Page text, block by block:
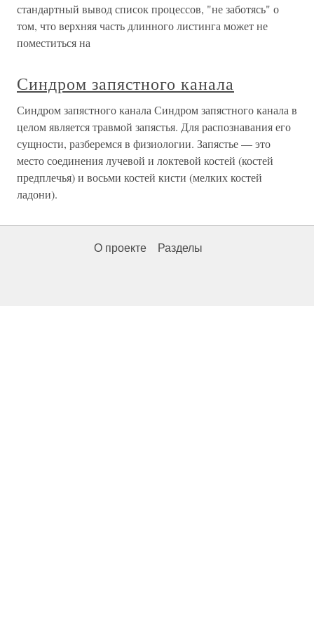
стандартный вывод список процессов, "не заботясь" о
том, что верхняя часть длинного листинга может не
поместиться на
Синдром запястного канала
Синдром запястного канала Синдром запястного канала в
целом является травмой запястья. Для распознавания его
сущности, разберемся в физиологии. Запястье — это
место соединения лучевой и локтевой костей (костей
предплечья) и восьми костей кисти (мелких костей
ладони).
О проекте Разделы